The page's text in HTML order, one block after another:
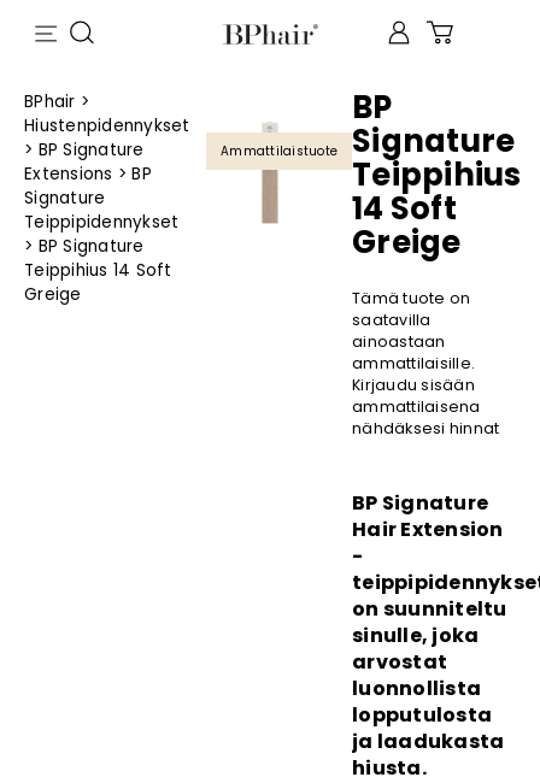
BPhair >
Hiustenpidennykset
> BP Signature
Extensions >BP
Signature
Teippipidennykset
> BP Signature
Teippihius 14 Soft
Greige
Ammattilaistuote
BP
Signature
Teippihius
14 Soft
Greige
Tämä tuote on
saatavilla
ainoastaan
ammattilaisille.
Kirjaudu sisään
ammattilaisena
nähdäksesi hinnat
BP Signature
Hair Extension
-
on suunniteltu
sinulle, joka
arvostat
luonnollista
lopputulosta
ja laadukasta
hiusta.